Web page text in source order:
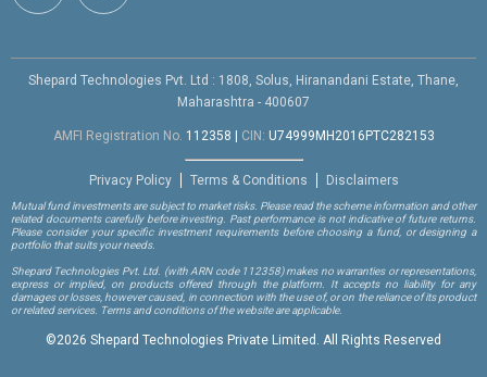
Shepard Technologies Pvt. Ltd : 1808, Solus, Hiranandani Estate, Thane,
Maharashtra - 400607
AMFI Registration No. 112358 CIN: U74999MH2016PTC282153
Privacy Policy Terms & Conditions Disclaimers
Mutual fund investments are subject to market risks. Please read the scheme information and other
related documents carefully before investing. Past performance is not indicative of future returns.
Please consider your specific investment requirements before choosing a fund, or designing a
portfolio that suits your needs.
Shepard Technologies Pvt. Ltd. (with ARN code 112358)makes no warranties or representations,
express or implied, on products offered through the platform. It accepts no liability for any
damages or losses, however caused, in connection with the use of, or on the reliance of its product
or related services. Terms and conditions of the website are applicable.
©2026 Shepard Technologies Private Limited. All Rights Reserved